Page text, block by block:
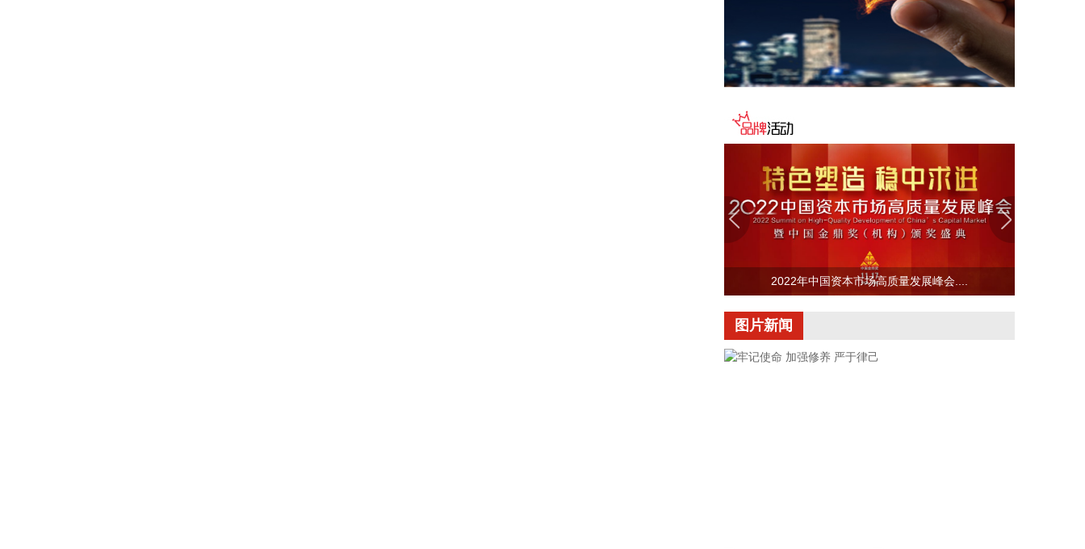
代航空零售、数字化创新及未来旅客体验等领域开展
合作。此协议还支持利雅得航空持续拓展包括中国在
内的国际航线网络。
2026-08-06 22:56:17
一博科技8月6日接受机构调研时表示，截至目前，公
司销售订单签单金额与去年同期相比增长超过70%，
增速整体上逐月提高，增长较快的领域有ATE产品、
光模块、机器人及其他与人工智能相关的领域，公司
前三大客户中有两家主业与ATE相关，另一家是光模
块领域的领军企业。从公司业务类别看，PCB制板业
务订单每月呈较快增长态势，部分瓶颈工序产能已经
满产，订单有所积压，相关扩产设备正在添置中，公
司将结合订单增长的需求加快产能的完全释放，以更
好地满足客户需求。 从目前的情况看，公司营业收入
明显高于上半年，毛利率随着产能利用率的提升也在
2022年中国资本市场高质量发展峰会....
图片新闻